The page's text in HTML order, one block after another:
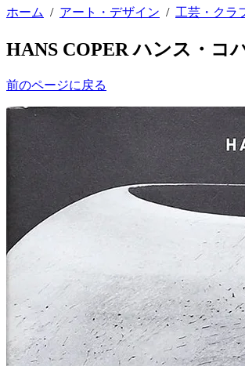
ホーム / アート・デザイン / 工芸・クラ
HANS COPER ハンス・コ
前のページに戻る